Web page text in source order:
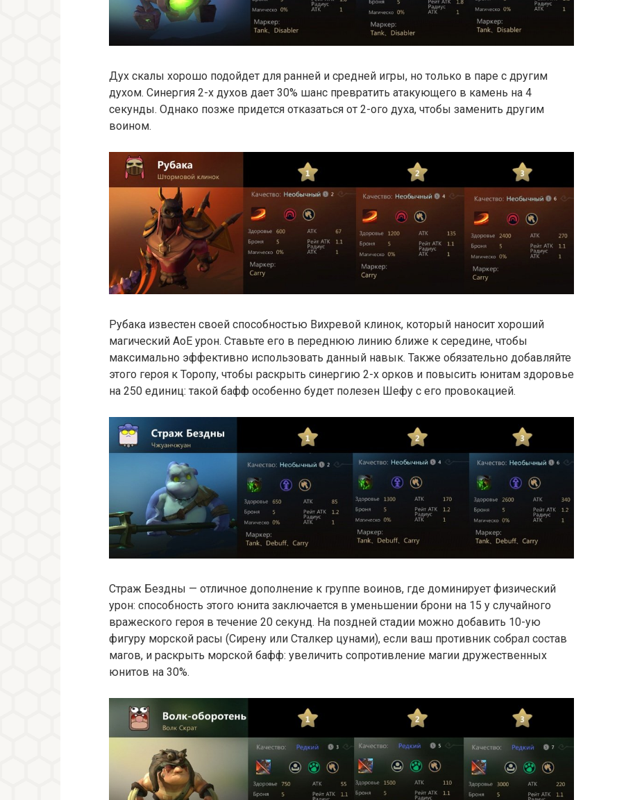
Дух скалы хорошо подойдет для ранней и средней игры, но только в паре с другим
духом. Синергия 2-х духов дает 30% шанс превратить атакующего в камень на 4
секунды. Однако позже придется отказаться от 2-ого духа, чтобы заменить другим
воином.
Рубака известен своей способностью Вихревой клинок, который наносит хороший
магический AoE урон. Ставьте его в переднюю линию ближе к середине, чтобы
максимально эффективно использовать данный навык. Также обязательно добавляйте
этого героя к Торопу, чтобы раскрыть синергию 2-х орков и повысить юнитам здоровье
на 250 единиц: такой бафф особенно будет полезен Шефу с его провокацией.
Страж Бездны — отличное дополнение к группе воинов, где доминирует физический
урон: способность этого юнита заключается в уменьшении брони на 15 у случайного
вражеского героя в течение 20 секунд. На поздней стадии можно добавить 10-ую
фигуру морской расы (Сирену или Сталкер цунами), если ваш противник собрал состав
магов, и раскрыть морской бафф: увеличить сопротивление магии дружественных
юнитов на 30%.